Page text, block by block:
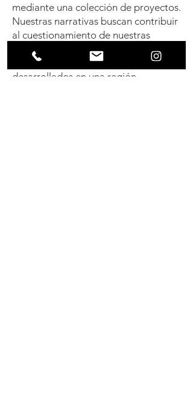
mediante una colección de proyectos.
Nuestras narrativas buscan contribuir
al cuestionamiento de nuestras
identidades culturales, así como de
nuestros contextos ideológicos,
desarrollados en una región